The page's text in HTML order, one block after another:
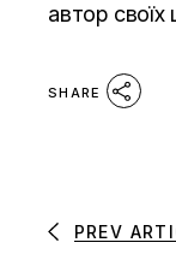
автор своїх
SHARE
PREV